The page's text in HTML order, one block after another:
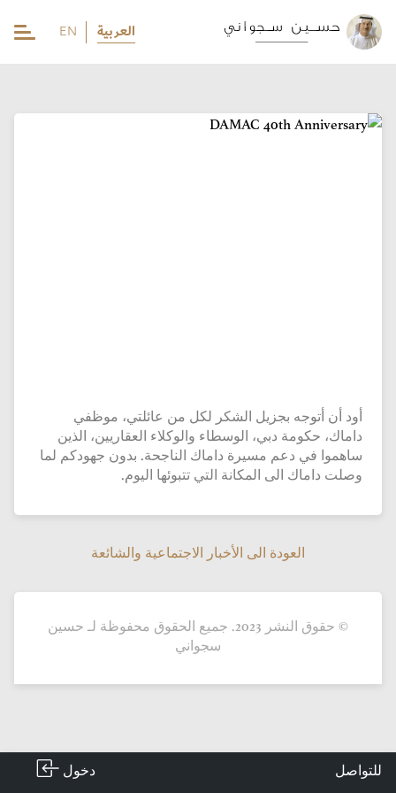
العربية EN
أود أن أتوجه بجزيل الشكر لكل من عائلتي، موظفي
داماك، حكومة دبي، الوسطاء والوكلاء العقاريين، الذين
ساهموا في دعم مسيرة داماك الناجحة. بدون جهودكم لما
وصلت داماك الى المكانة التي تتبوئها اليوم.
العودة الى الأخبار الاجتماعية والشائعة
© حقوق النشر 2023. جميع الحقوق محفوظة لـ حسين
سجواني
للتواصل دخول